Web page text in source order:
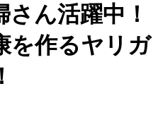
ん活躍中！
を作るヤリガ